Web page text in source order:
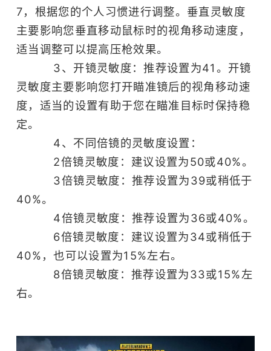
7，根据您的个人习惯进行调整。垂直灵敏度
主要影响您垂直移动鼠标时的视角移动速度，
适当调整可以提高压枪效果。
3、开镜灵敏度：推荐设置为41。开镜
灵敏度主要影响您打开瞄准镜后的视角移动速
度，适当的设置有助于您在瞄准目标时保持稳
定。
4、不同倍镜的灵敏度设置：
2倍镜灵敏度：建议设置为50或40%。
3倍镜灵敏度：推荐设置为39或稍低于
40%。
4倍镜灵敏度：推荐设置为36或40%。
6倍镜灵敏度：建议设置为34或稍低于
40%，也可以设置为15%左右。
8倍镜灵敏度：推荐设置为33或15%左
右。